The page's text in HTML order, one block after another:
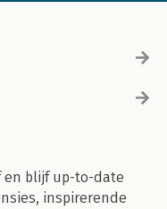
en blijf up-to-date
inspirerende